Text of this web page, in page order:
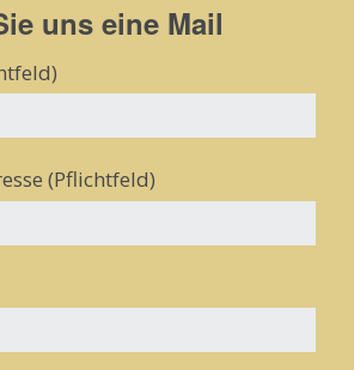
uns eine Mail
(Pflichtfeld)